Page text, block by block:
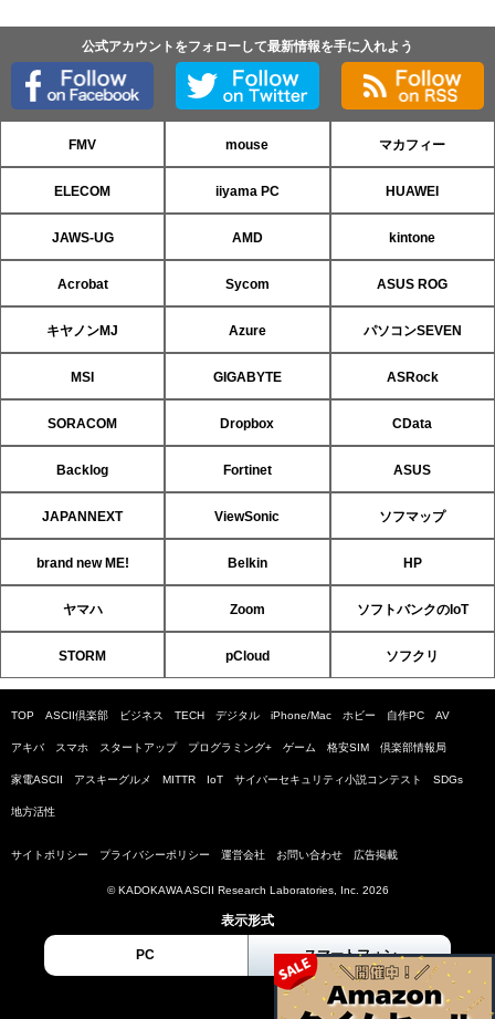
公式アカウントをフォローして最新情報を手に入れよう
FMV mouse マカフィー
ELECOM iiyama PC HUAWEI
JAWS-UG AMD kintone
Acrobat Sycom ASUS ROG
キヤノンMJ Azure パソコンSEVEN
MSI GIGABYTE ASRock
SORACOM Dropbox CData
Backlog Fortinet ASUS
JAPANNEXT ViewSonic ソフマップ
brand new ME! Belkin HP
ヤマハ Zoom ソフトバンクのIoT
STORM pCloud ソフクリ
TOP ASCII倶楽部 ビジネス TECH デジタル iPhone/Mac ホビー 自作PC AV
アキバ スマホ スタートアップ プログラミング+ ゲーム 格安SIM 倶楽部情報局
家電ASCII アスキーグルメ MITTR IoT サイバーセキュリティ小説コンテスト SDGs
地方活性
サイトポリシー プライバシーポリシー 運営会社 お問い合わせ 広告掲載
© KADOKAWA ASCII Research Laboratories, Inc. 2026
表示形式
PC スマートフォン